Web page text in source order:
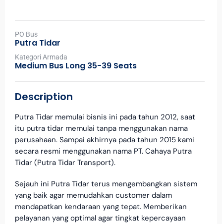
PO Bus
Putra Tidar
Kategori Armada
Medium Bus Long 35-39 Seats
Description
Putra Tidar memulai bisnis ini pada tahun 2012, saat
itu putra tidar memulai tanpa menggunakan nama
perusahaan. Sampai akhirnya pada tahun 2015 kami
secara resmi menggunakan nama PT. Cahaya Putra
Tidar (Putra Tidar Transport).
Sejauh ini Putra Tidar terus mengembangkan sistem
yang baik agar memudahkan customer dalam
mendapatkan kendaraan yang tepat. Memberikan
pelayanan yang optimal agar tingkat kepercayaan